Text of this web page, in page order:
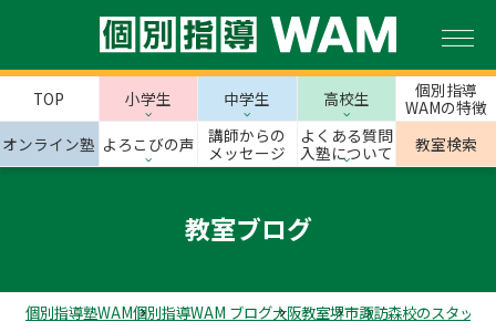
TOP 小学生 中学生 高校生
個別指導
WAMの特徴
オンライン塾 よろこびの声
講師からの
メッセージ
よくある質問
入塾について
教室検索
教室ブログ
個別指導塾WAM個別指導WAM ブログ大阪教室堺市諏訪森校のスタッフ